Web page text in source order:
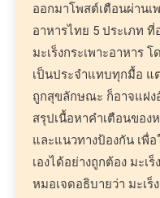
ออกมาโพสต์เตือนผ่านเ
อาหารไทย 5 ประเภท ที่
มะเร็งกระเพาะอาหาร
เป็นประจำแทบทุกมื้อ แ
ถูกสุขลักษณะ ก็อาจแฝง
สรุปเนื้อหาคำเตือนของ
และแนวทางป้องกัน เพื่
เองได้อย่างถูกต้อง มะเ
หมอเจดอธิบายว่า มะเร็